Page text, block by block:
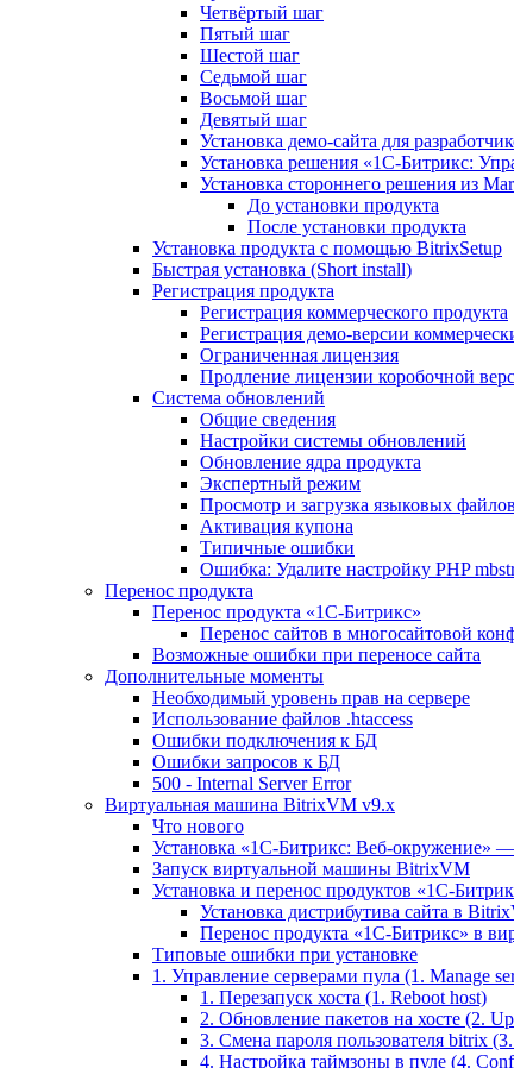
Четвёртый шаг
Пятый шаг
Шестой шаг
Седьмой шаг
Восьмой шаг
Девятый шаг
Установка демо-сайта для
Установка решения «1C-Битрикс:
Установка стороннего решения из
До установки продукта
После установки продукта
Установка продукта с помощью BitrixSetup
Быстрая установка (Short install)
Регистрация продукта
Регистрация коммерческого продукта
Регистрация демо-версии
Ограниченная лицензия
Продление лицензии коробочной
Система обновлений
Общие сведения
Настройки системы обновлений
Обновление ядра продукта
Экспертный режим
Просмотр и загрузка языковых файлов
Активация купона
Типичные ошибки
Ошибка: Удалите настройку PHP
Перенос продукта
Перенос продукта «1C-Битрикс»
Перенос сайтов в многосайтовой
Возможные ошибки при переносе сайта
Дополнительные моменты
Необходимый уровень прав на сервере
Использование файлов .htaccess
Ошибки подключения к БД
Ошибки запросов к БД
500 - Internal Server Error
Виртуальная машина BitrixVM v9.x
Что нового
Установка «1С-Битрикс: Веб-окружение»
Запуск виртуальной машины BitrixVM
Установка и перенос продуктов «1С-
Установка дистрибутива сайта в
Перенос продукта «1C-Битрикс» в
Типовые ошибки при установке
1. Управление серверами пула (1. Manage
1. Перезапуск хоста (1. Reboot host)
2. Обновление пакетов на хосте (2.
3. Смена пароля пользователя bitrix
4. Настройка таймзоны в пуле (4.